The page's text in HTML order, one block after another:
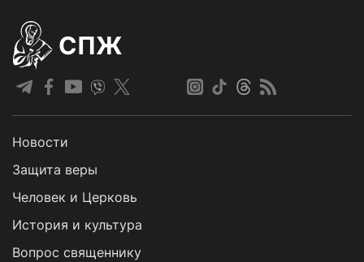
СПЖ
Новости
Защита веры
Человек и Церковь
История и культура
Вопрос священнику